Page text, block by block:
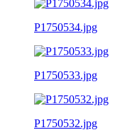
P1750534.jpg
P1750533.jpg
P1750532.jpg